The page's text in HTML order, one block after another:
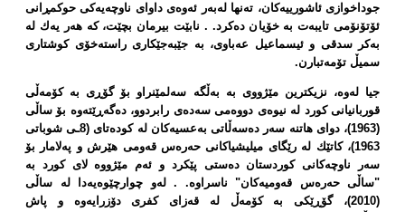
جوداخوازی ئاشورییەكان، تەنها لەبەر ئەوەی داوای ناوچەیەكی حوكمڕانی
ئۆتۆنۆمی تایبەت بە خۆیان دەكرد. . نابێت بیرمان بچێت، كە هەر یەك لە
بەكر سدقی و ئیسماعیل عەباوی، بە جێبەجێكاری راستەخۆی كوشتاری
سمیڵ تۆمەتبارن.
جیا لەوە، نزیكترین مێژووی بە بەڵگە سەلمێنراو بۆ گۆڕی بە كۆمەڵی
قوربانیانی كورد لە نیوەی دووەمی سەدەی رابردوو، دەگەڕێتەوە بۆ ساڵی
(1963)، دوای هاتنە سەر دەسەڵاتی بەعسیەكان لە كودەتای (8ـی شوباتی
1963)، كاتێك لە رێگای میلیشیاكانی حەرەس قەومی هێرش و پەلامار بۆ
سەر ناوچەكانی كوردستان دەستی پێكرد و ئەم مێژووە لای كورد بە
"ساڵی حەرەس قەومیەكان" ناسراوە. . لەو چوارچێوەیەدا لە ساڵی
(2010)، گۆڕێكی بە كۆمەڵ لە قەزای كفری دۆزرایەوە و پاش